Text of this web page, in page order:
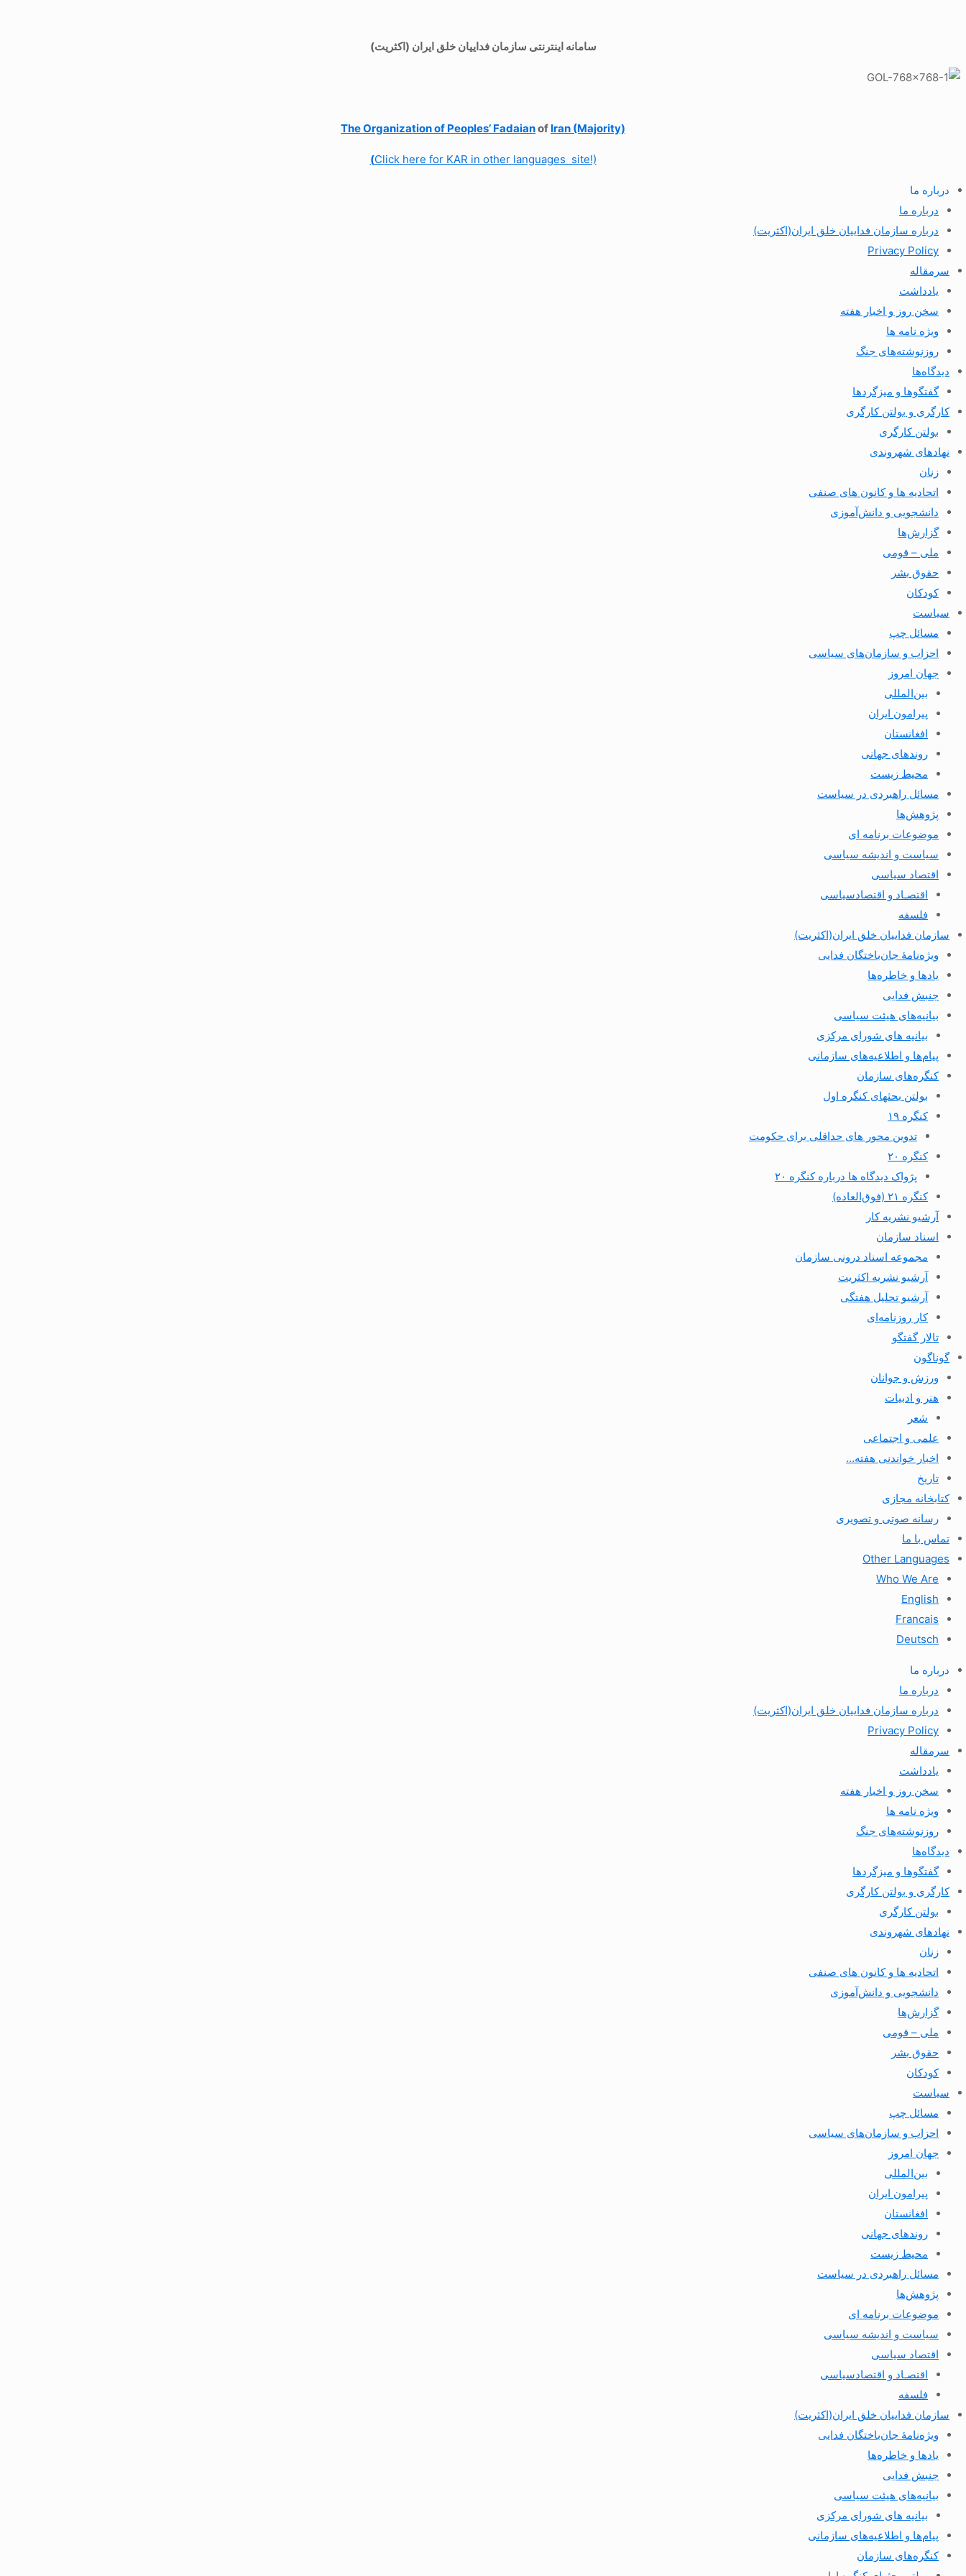
سامانه اینترنتی سازمان فداییان خلق ایران (اکثریت)
The Organization of Peoples’ Fadaianof Iran (Majority)
(Click here for KAR in other languages site!)
درباره ما
درباره ما
درباره سازمان فداییان خلق ایران(اکثریت)
Privacy Policy
سرمقاله
یادداشت
سخن روز و اخبار هفته
ویژه نامه ها
روزنوشته‌های جنگ
دیدگاه‌ها
گفتگوها و میزگردها
کارگری و بولتن کارگری
بولتن کارگری
نهادهای شهروندی
زنان
اتحادیه ها و کانون های صنفی
دانشجویی و دانش‌آموزی
گزارش‌ها
ملی – قومی
حقوق بشر
کودکان
سیاست
مسائل چپ
احزاب و سازمان‌های سیاسی
جهان امروز
بین‌المللی
پیرامون ایران
افغانستان
روندهای جهانی
محیط زیست
مسائل راهبردی در سیاست
پژوهش‌ها
موضوعات برنامه ای
سیاست و اندیشه سیاسی
اقتصاد سیاسی
اقتصـاد و اقتصاد‌سیاسی
فلسفه
سازمان فداییان خلق ایران(اکثریت)
ویژه‌نامهٔ جان‌باختگان فدایی
یادها و خاطره‌ها
جنبش فدایی
بیانیه‌های هیئت سیاسی
بیانیه های شورای مرکزی
پیام‌ها و اطلاعیه‌های سازمانی
کنگره‌های سازمان
بولتن بحثهای کنگره اول
کنگره ۱۹
تدوین محور های حداقلی برای حکومت
کنگره ۲۰
پژواک دیدگاه ها درباره کنگره ۲۰
کنگره ۲۱ (فوق‌العاده)
آرشیو نشریه کار
اسناد سازمان
مجموعه اسناد درونی سازمان
آرشیو نشریه اکثریت
آرشیو تحلیل هفتگی
کار روزنامه‌ای
تالار گفتگو
گوناگون
ورزش و جوانان
هنر و ادبیات
شعر
علمی و اجتماعی
اخبار خواندنی هفته…
تاریخ
کتابخانه مجازی
رسانه صوتی و تصویری
تماس با ما
Other Languages
Who We Are
English
Francais
Deutsch
درباره ما
درباره ما
درباره سازمان فداییان خلق ایران(اکثریت)
Privacy Policy
سرمقاله
یادداشت
سخن روز و اخبار هفته
ویژه نامه ها
روزنوشته‌های جنگ
دیدگاه‌ها
گفتگوها و میزگردها
کارگری و بولتن کارگری
بولتن کارگری
نهادهای شهروندی
زنان
اتحادیه ها و کانون های صنفی
دانشجویی و دانش‌آموزی
گزارش‌ها
ملی – قومی
حقوق بشر
کودکان
سیاست
مسائل چپ
احزاب و سازمان‌های سیاسی
جهان امروز
بین‌المللی
پیرامون ایران
افغانستان
روندهای جهانی
محیط زیست
مسائل راهبردی در سیاست
پژوهش‌ها
موضوعات برنامه ای
سیاست و اندیشه سیاسی
اقتصاد سیاسی
اقتصـاد و اقتصاد‌سیاسی
فلسفه
سازمان فداییان خلق ایران(اکثریت)
ویژه‌نامهٔ جان‌باختگان فدایی
یادها و خاطره‌ها
جنبش فدایی
بیانیه‌های هیئت سیاسی
بیانیه های شورای مرکزی
پیام‌ها و اطلاعیه‌های سازمانی
کنگره‌های سازمان